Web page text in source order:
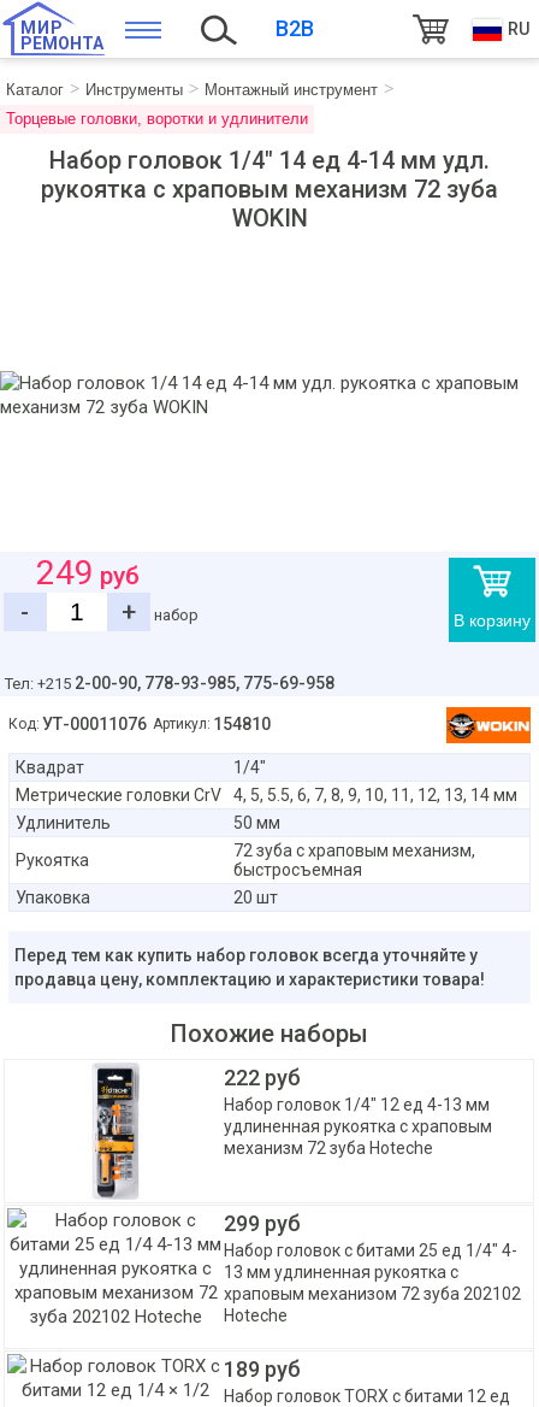
МИР
РЕМОНТА
B2B RU
Каталог Инструменты
Монтажный инструмент
Торцевые головки, воротки и удлинители
Набор головок 1/4" 14 ед 4-14 мм удл.
рукоятка с храповым механизм 72 зуба
WOKIN
В корзину
249 руб
-
+ набор
Тел: +215 2-00-90, 778-93-985, 775-69-958
Код: УТ-00011076 Артикул: 154810
Квадрат
1/4"
Метрические головки CrV
4, 5, 5.5, 6, 7, 8, 9, 10, 11, 12, 13, 14 мм
Удлинитель
50 мм
Рукоятка
72 зуба с храповым механизм,
быстросъемная
Упаковка
20 шт
Перед тем как купить набор головок всегда уточняйте у
продавца цену, комплектацию и характеристики товара!
Похожие наборы
222 руб
Набор головок 1/4" 12 ед 4-13 мм
удлиненная рукоятка с храповым
механизм 72 зуба Hoteche
299 руб
Набор головок с битами 25 ед 1/4" 4-
13 мм удлиненная рукоятка с
храповым механизом 72 зуба 202102
Hoteche
189 руб
Набор головок TORX с битами 12 ед